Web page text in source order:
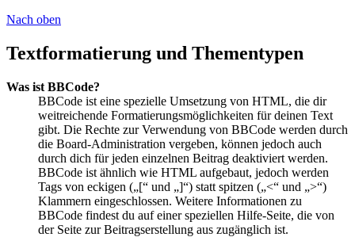
Nach oben
Textformatierung und Thementypen
Was ist BBCode?
BBCode ist eine spezielle Umsetzung von HTML, die dir
weitreichende Formatierungsmöglichkeiten für deinen Text
gibt. Die Rechte zur Verwendung von BBCode werden durch
die Board-Administration vergeben, können jedoch auch
durch dich für jeden einzelnen Beitrag deaktiviert werden.
BBCode ist ähnlich wie HTML aufgebaut, jedoch werden
Tags von eckigen („[“ und „]“) statt spitzen („<“ und „>“)
Klammern eingeschlossen. Weitere Informationen zu
BBCode findest du auf einer speziellen Hilfe-Seite, die von
der Seite zur Beitragserstellung aus zugänglich ist.